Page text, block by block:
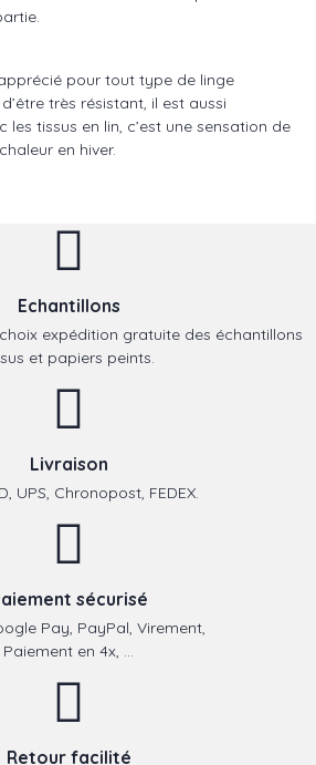
pour tout type de linge
très résistant, il est aussi
les tissus en lin, c’est une sensation de
en hiver.
Echantillons
expédition gratuite des échantillons
et papiers peints.
Livraison
UPS, Chronopost, FEDEX.
sécurisé
Pay, PayPal, Virement,
Paiement en 4x, ...
Retour facilité